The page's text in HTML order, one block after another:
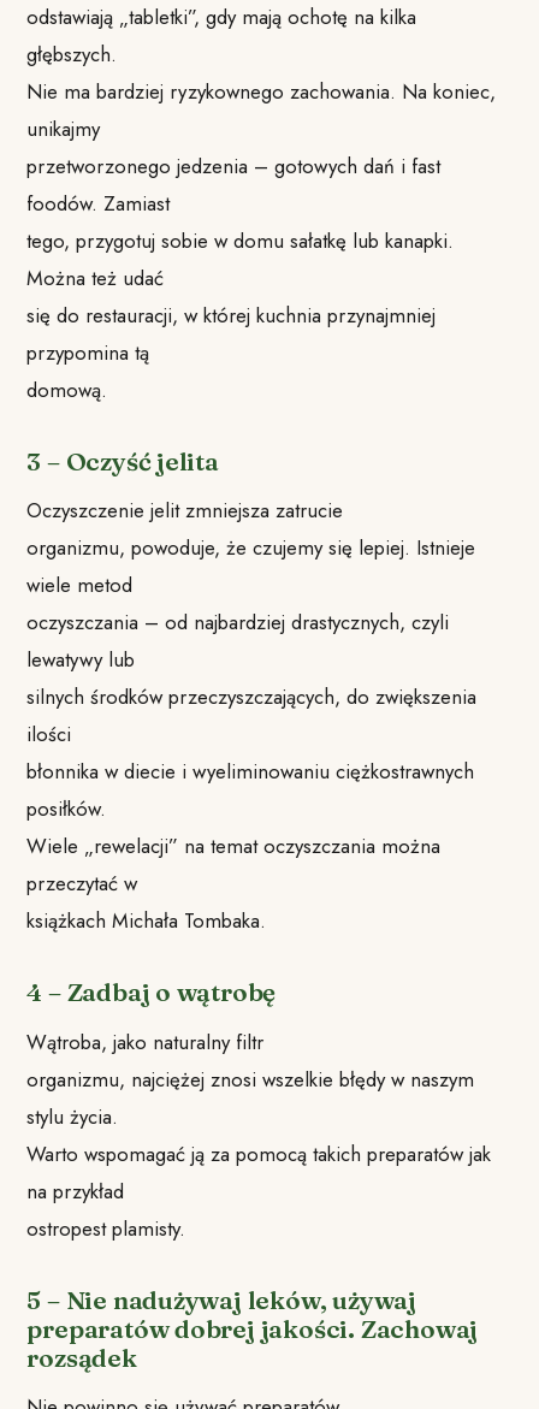
odstawiają „tabletki”, gdy mają ochotę na kilka
głębszych.
Nie ma bardziej ryzykownego zachowania. Na koniec,
unikajmy
przetworzonego jedzenia – gotowych dań i fast
foodów. Zamiast
tego, przygotuj sobie w domu sałatkę lub kanapki.
Można też udać
się do restauracji, w której kuchnia przynajmniej
przypomina tą
domową.
3 – Oczyść jelita
Oczyszczenie jelit zmniejsza zatrucie
organizmu, powoduje, że czujemy się lepiej. Istnieje
wiele metod
oczyszczania – od najbardziej drastycznych, czyli
lewatywy lub
silnych środków przeczyszczających, do zwiększenia
ilości
błonnika w diecie i wyeliminowaniu ciężkostrawnych
posiłków.
Wiele „rewelacji” na temat oczyszczania można
przeczytać w
książkach Michała Tombaka.
4 – Zadbaj o wątrobę
Wątroba, jako naturalny filtr
organizmu, najciężej znosi wszelkie błędy w naszym
stylu życia.
Warto wspomagać ją za pomocą takich preparatów jak
na przykład
ostropest plamisty.
5 – Nie nadużywaj leków, używaj
preparatów dobrej jakości. Zachowaj
rozsądek